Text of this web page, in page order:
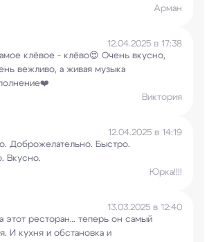
Арман
12.04.2025 в 17:38
клёвое - клёво😍 Очень вкусно,
вежливо, а живая музыка
Виктория
12.04.2025 в 14:19
Доброжелательно. Быстро.
Вкусно.
Юрка!!!!
13.03.2025 в 12:40
этот ресторан… теперь он самый
И кухня и обстановка и